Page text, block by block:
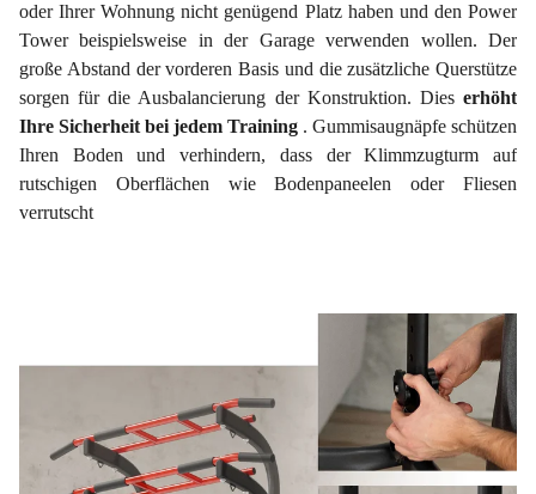
oder Ihrer Wohnung nicht genügend Platz haben und den Power
Tower beispielsweise in der Garage verwenden wollen. Der
große Abstand der vorderen Basis und die zusätzliche Querstütze
sorgen für die Ausbalancierung der Konstruktion. Dies erhöht
Ihre Sicherheit bei jedem Training . Gummisaugnäpfe schützen
Ihren Boden und verhindern, dass der Klimmzugturm auf
rutschigen Oberflächen wie Bodenpaneelen oder Fliesen
verrutscht